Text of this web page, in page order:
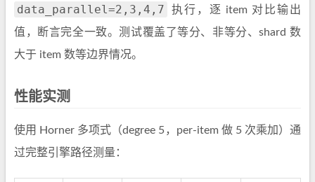
data_parallel=2,3,4,7
执行，逐 item 对比输出
值，断言完全一致。测试覆盖了等分、非等分、shard 数
大于 item 数等边界情况。
性能实测
使用 Horner 多项式（degree 5，per-item 做 5 次乘加）通
过完整引擎路径测量：